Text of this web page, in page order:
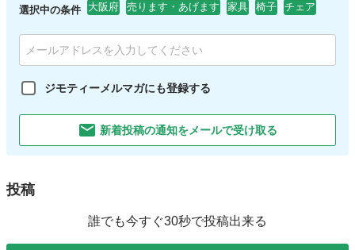
選択中の条件 大阪府 売ります・あげます 家具 椅子 チェア
ジモティーメルマガにも登録する
新着投稿の通知をメールで受け取る
投稿
誰でも今すぐ30秒で投稿出来る